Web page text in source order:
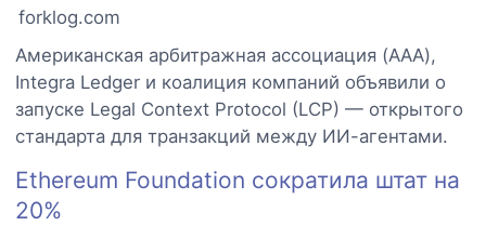
forklog.com
Американская арбитражная ассоциация (AAA),
Integra Ledger и коалиция компаний объявили о
запуске Legal Context Protocol (LCP) — открытого
стандарта для транзакций между ИИ-агентами.
Ethereum Foundation сократила штат на
20%